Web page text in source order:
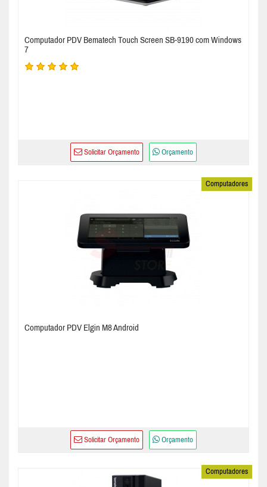
Computador PDV Bematech Touch Screen SB-9190 com Windows
7
Solicitar Orçamento Orçamento
Computadores
Computador PDV Elgin M8 Android
Solicitar Orçamento Orçamento
Computadores